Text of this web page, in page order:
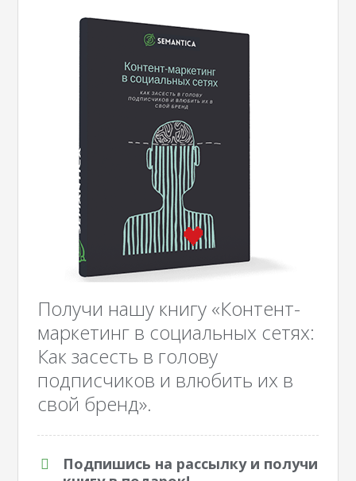
Получи нашу книгу «Контент-
маркетинг в социальных сетях:
Как засесть в голову
подписчиков и влюбить их в
свой бренд».
Подпишись на рассылку и получи